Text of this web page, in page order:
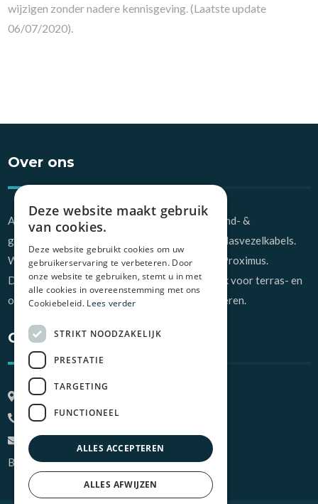
wijzigen zonder nadere kennisgeving. (Laatste update
06/07/2020).
Over ons
Alstar NV uit Lokeren is gespecialiseerd in grond- &
graafwerken en de aanleg van ondergrondse glasvezelkabels.
Wij werken hierbij uitsluitend in opdracht van Proximus.
Daarnaast zijn wij ook de vakmannen bij uitstek voor terras- en
opritaanleg, zowel voor bedrijven als particulieren.
Contact
Hubert De Maenstraat 6, 9160 Lokeren
+32 473 71 84 63
info@alstar.be
BTW BE 0881.578.560
Deze website maakt gebruik
van cookies.
Deze website gebruikt cookies om uw
gebruikerservaring te verbeteren. Door
onze website te gebruiken, stemt u in met
alle cookies in overeenstemming met ons
Cookiebeleid. Lees verder
STRIKT NOODZAKELIJK
PRESTATIE
TARGETING
FUNCTIONEEL
ALLES ACCEPTEREN
ALLES AFWIJZEN